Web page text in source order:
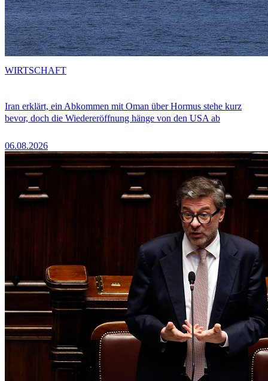
Iran erklärt, ein Abkommen mit Oman über Hormus stehe kurz
bevor, doch die Wiedereröffnung hänge von den USA ab
06.08.2026
WIRTSCHAFT